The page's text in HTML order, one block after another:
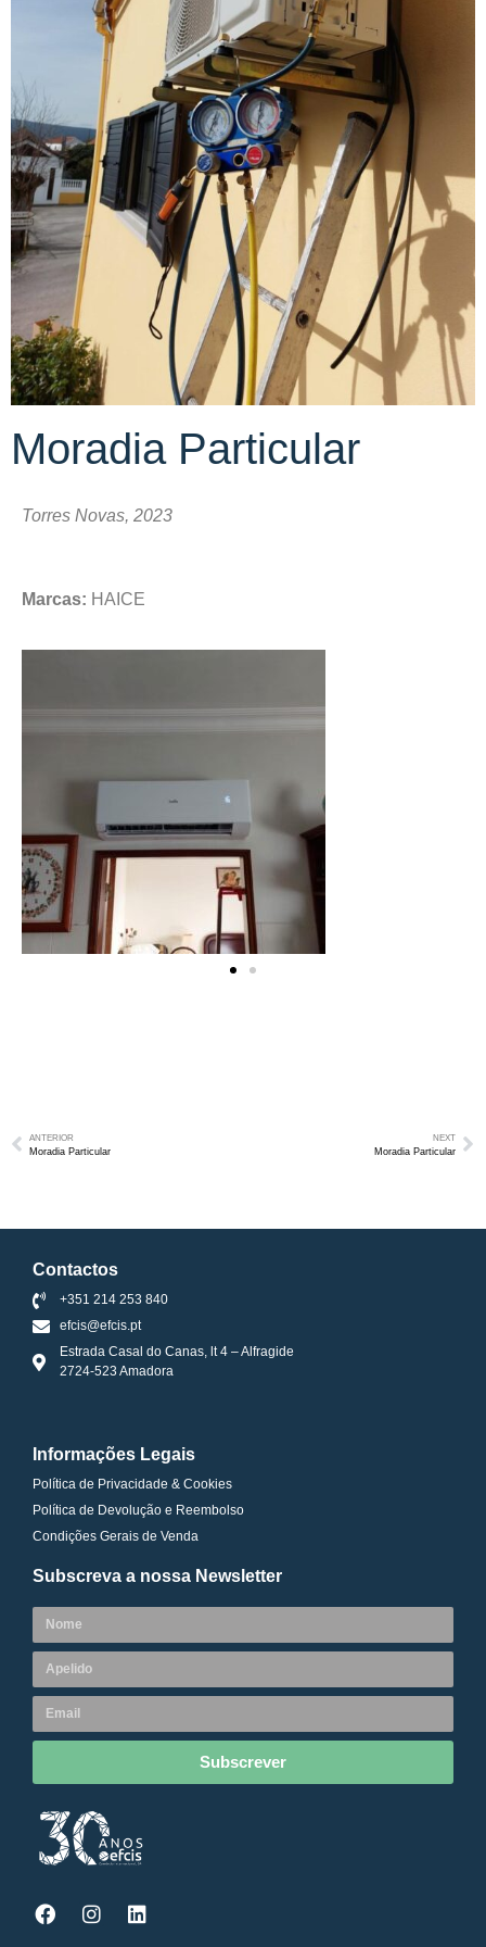
Moradia Particular
Torres Novas, 2023
Marcas: HAICE
ANTERIOR
Moradia Particular
NEXT
Moradia Particular
Contactos
+351 214 253 840
efcis@efcis.pt
Estrada Casal do Canas, lt 4 – Alfragide
2724-523 Amadora
Informações Legais
Política de Privacidade & Cookies
Política de Devolução e Reembolso
Condições Gerais de Venda
Subscreva a nossa Newsletter
Subscrever